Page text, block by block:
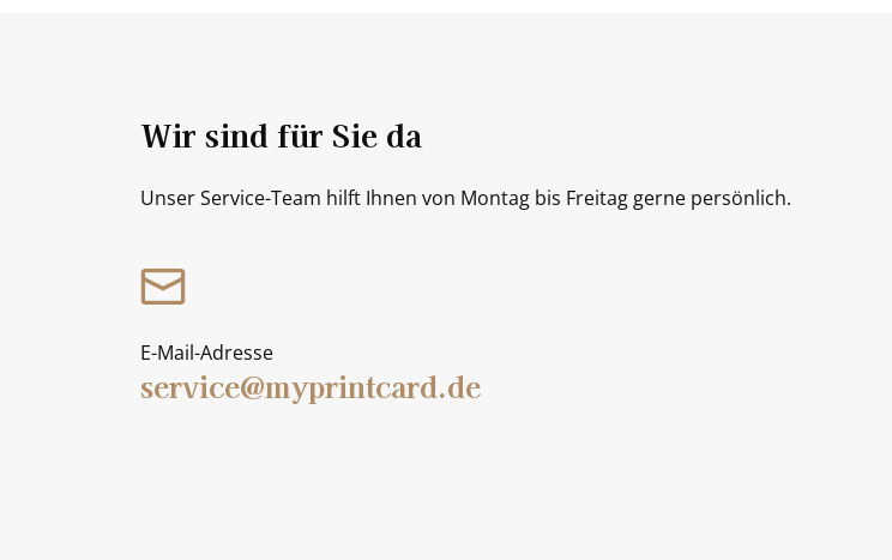
Wir sind für Sie da
Unser Service-Team hilft Ihnen von Montag bis Freitag gerne persönlich.
E-Mail-Adresse
service@myprintcard.de